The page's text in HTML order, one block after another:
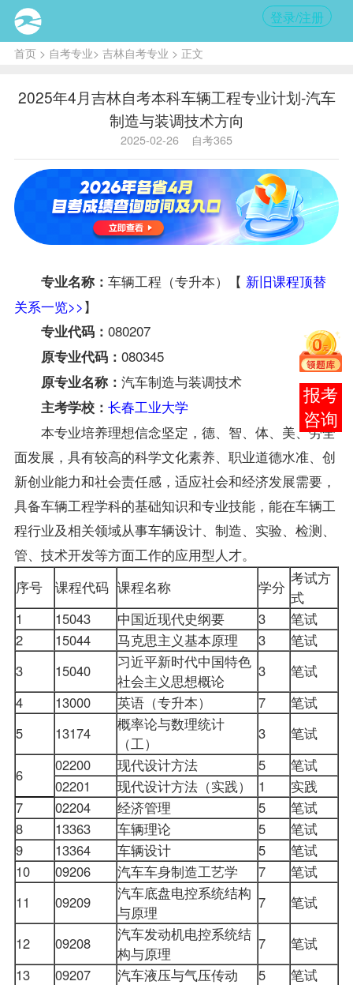
登录/注册
首页> 自考专业> 吉林自考专业 > 正文
2025年4月吉林自考本科车辆工程专业计划-汽车
制造与装调技术方向
2025-02-26 自考365
专业名称： 车辆工程（专升本）【 新旧课程顶替
关系一览>>】
专业代码： 080207
原专业代码： 080345
原专业名称： 汽车制造与装调技术
主考学校： 长春工业大学
本专业培养理想信念坚定，德、智、体、美、劳全
面发展，具有较高的科学文化素养、职业道德水准、创
新创业能力和社会责任感，适应社会和经济发展需要，
具备车辆工程学科的基础知识和专业技能，能在车辆工
程行业及相关领域从事车辆设计、制造、实验、检测、
管、技术开发等方面工作的应用型人才。
序号 课程代码 课程名称 学分 考试方
式
1
15043 中国近现代史纲要 3
笔试
2
15044 马克思主义基本原理 3
笔试
3
15040
习近平新时代中国特色
社会主义思想概论
3
笔试
4
13000 英语（专升本） 7
笔试
5
13174
概率论与数理统计
（工）
3 笔试
6
02200 现代设计方法 5
笔试
02201
现代设计方法（实践） 1
实践
7
02204 经济管理 5
笔试
8
13363 车辆理论 5
笔试
9
13364 车辆设计 5
笔试
10
09206 汽车车身制造工艺学 7
笔试
11
09209
汽车底盘电控系统结构
与原理
7 笔试
12 09208
汽车发动机电控系统结
构与原理
7
笔试
13
09207 汽车液压与气压传动 5
笔试
报考
咨询